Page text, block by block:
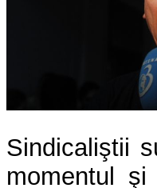
Sindicaliştii
momentul